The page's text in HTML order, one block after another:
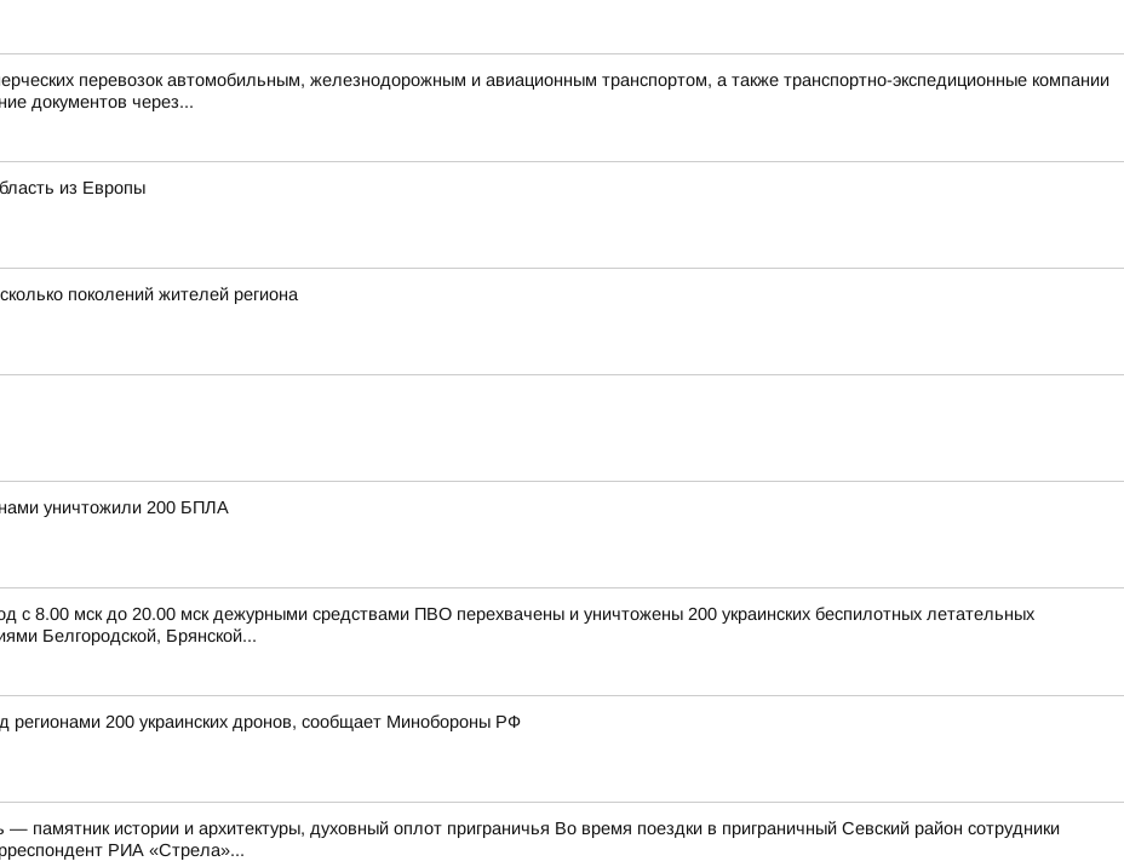
перевозок автомобильным, железнодорожным и авиационным транспортом, а также транспортно-экспедиционные компании
документов через...
из Европы
поколений жителей региона
уничтожили 200 БПЛА
с 8.00 мск до 20.00 мск дежурными средствами ПВО перехвачены и уничтожены 200 украинских беспилотных летательных
Белгородской, Брянской...
регионами 200 украинских дронов, сообщает Минобороны РФ
памятник истории и архитектуры, духовный оплот приграничья Во время поездки в приграничный Севский район сотрудники
РИА «Стрела»...